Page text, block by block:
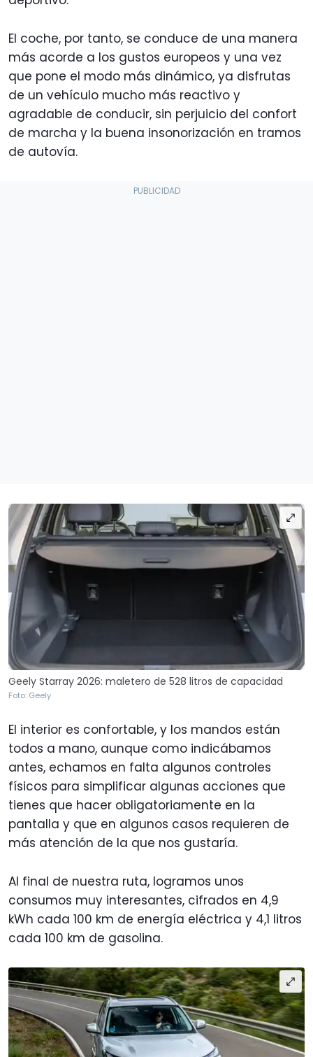
El coche, por tanto, se conduce de una manera
más acorde a los gustos europeos y una vez
que pone el modo más dinámico, ya disfrutas
de un vehículo mucho más reactivo y
agradable de conducir, sin perjuicio del confort
de marcha y la buena insonorización en tramos
de autovía.
Geely Starray 2026: maletero de 528 litros de capacidad
Foto: Geely
El interior es confortable, y los mandos están
todos a mano, aunque como indicábamos
antes, echamos en falta algunos controles
físicos para simplificar algunas acciones que
tienes que hacer obligatoriamente en la
pantalla y que en algunos casos requieren de
más atención de la que nos gustaría.
Al final de nuestra ruta, logramos unos
consumos muy interesantes, cifrados en 4,9
kWh cada 100 km de energía eléctrica y 4,1 litros
cada 100 km de gasolina.